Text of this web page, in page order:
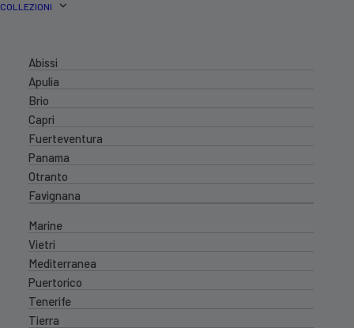
COLLEZIONI
Abissi
Apulia
Brio
Capri
Fuerteventura
Panama
Otranto
Favignana
Marine
Vietri
Mediterranea
Puertorico
Tenerife
Tierra